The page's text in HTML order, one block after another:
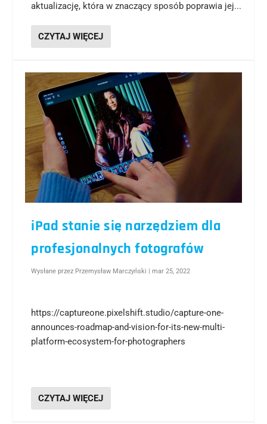
aktualizację, która w znaczący sposób poprawia jej...
CZYTAJ WIĘCEJ
iPad stanie się narzędziem dla
profesjonalnych fotografów
Wysłane przez Przemysław Marczyński |mar 25, 2022
https://captureone.pixelshift.studio/capture-one-
announces-roadmap-and-vision-for-its-new-multi-
platform-ecosystem-for-photographers
CZYTAJ WIĘCEJ